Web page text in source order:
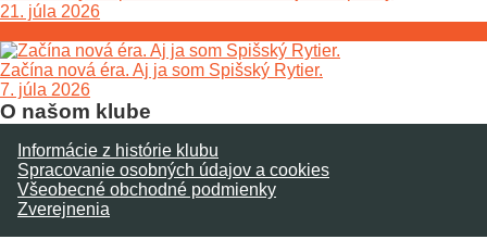
21. júla 2026
Začína nová éra. Aj ja som Spišský Rytier.
7. júla 2026
O našom klube
Informácie z histórie klubu
Spracovanie osobných údajov a cookies
Všeobecné obchodné podmienky
Zverejnenia